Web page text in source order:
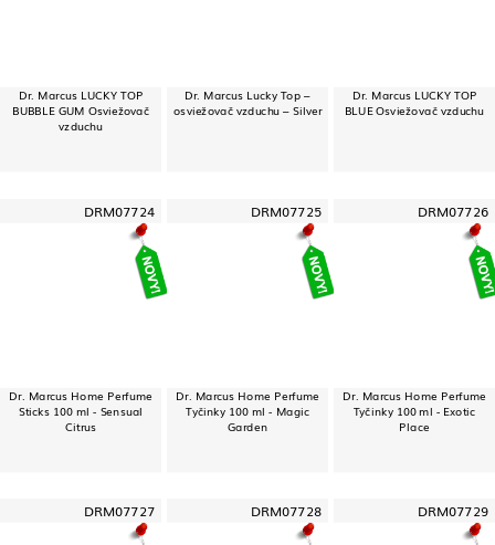
Dr. Marcus LUCKY TOP
BUBBLE GUM Osviežovač
vzduchu
Dr. Marcus Lucky Top –
osviežovač vzduchu – Silver
Dr. Marcus LUCKY TOP
BLUE Osviežovač vzduchu
DRM07724
Dr. Marcus Home Perfume
Sticks 100 ml - Sensual
Citrus
DRM07725
Dr. Marcus Home Perfume
Tyčinky 100 ml - Magic
Garden
DRM07726
Dr. Marcus Home Perfume
Tyčinky 100 ml - Exotic
Place
DRM07727 DRM07728 DRM07729